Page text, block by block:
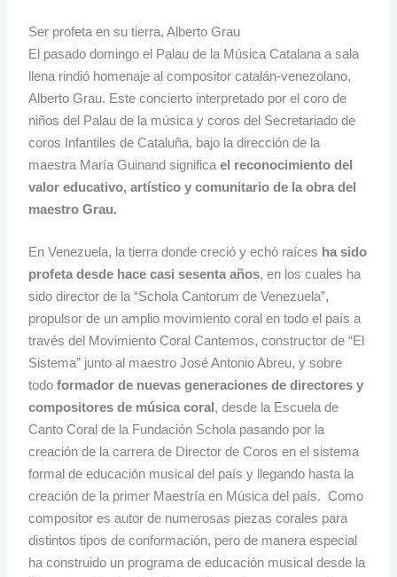
Ser profeta en su tierra, Alberto Grau
El pasado domingo el Palau de la Música Catalana a sala
llena rindió homenaje al compositor catalán-venezolano,
Alberto Grau. Este concierto interpretado por el coro de
niños del Palau de la música y coros del Secretariado de
coros Infantiles de Cataluña, bajo la dirección de la
maestra María Guinand significael reconocimiento del
valor educativo, artístico y comunitario de la obra del
maestro Grau.
En Venezuela, la tierra donde creció y echó raíces ha sido
profeta desde hace casi sesenta años, en los cuales ha
sido director de la “Schola Cantorum de Venezuela”,
propulsor de un amplio movimiento coral en todo el país a
través del Movimiento Coral Cantemos, constructor de “El
Sistema” junto al maestro José Antonio Abreu, y sobre
todoformador de nuevas generaciones de directores y
compositores de música coral , desde la Escuela de
Canto Coral de la Fundación Schola pasando por la
creación de la carrera de Director de Coros en el sistema
formal de educación musical del país y llegando hasta la
creación de la primer Maestría en Música del país. Como
compositor es autor de numerosas piezas corales para
distintos tipos de conformación, pero de manera especial
ha construido un programa de educación musical desde la